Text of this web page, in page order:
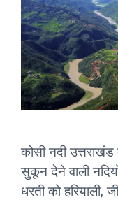
कोसी नदी
सुकून देने वाली
धरती को हरियाली,